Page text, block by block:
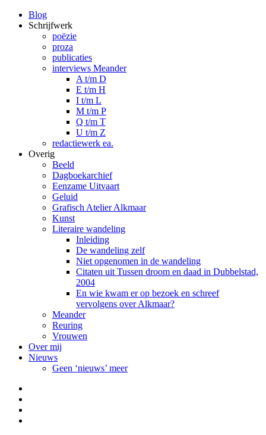
Blog
Schrijfwerk
poëzie
proza
publicaties
interviews Meander
A t/m D
E t/m H
I t/m L
M t/m P
Q t/m T
U t/m Z
redactiewerk ea.
Overig
Beeld
Dagboekarchief
Eenzame Uitvaart
Geluid
Grafisch Atelier Alkmaar
Kunst
Literaire wandeling
Inleiding
De wandeling zelf
Niet opgenomen in de wandeling
Citaten uit Tussen droom en daad in Dubbelstad,
2004
En wie kwam er op bezoek en schreef
vervolgens over Alkmaar?
Meander
Reuring
Vrouwen
Over mij
Nieuws
Geen ‘nieuws’ meer